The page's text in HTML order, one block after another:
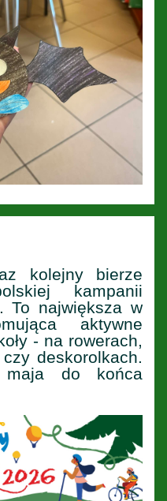
kolejny bierze
kampanii
To największa w
aktywne
- na rowerach,
deskorolkach.
do końca